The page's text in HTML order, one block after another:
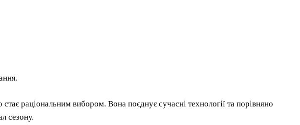
раціональним вибором. Вона поєднує сучасні технології та порівняно
сезону.